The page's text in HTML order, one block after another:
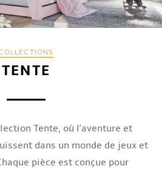
TENTE
Tente, où l'aventure et
dans un monde de jeux et
pièce est conçue pour